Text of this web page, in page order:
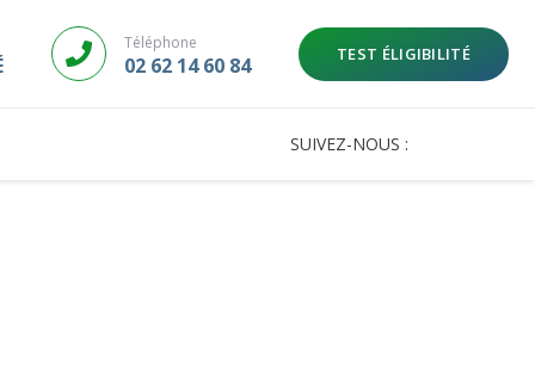
Téléphone
02 62 14 60 84 TEST ÉLIGIBILITÉ
SUIVEZ-NOUS :